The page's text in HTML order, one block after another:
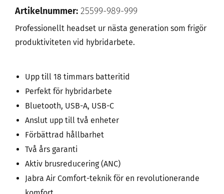
Artikelnummer: 25599-989-999
Professionellt headset ur nästa generation som frigör
produktiviteten vid hybridarbete.
Upp till 18 timmars batteritid
Perfekt för hybridarbete
Bluetooth, USB-A, USB-C
Anslut upp till två enheter
Förbättrad hållbarhet
Två års garanti
Aktiv brusreducering (ANC)
Jabra Air Comfort-teknik för en revolutionerande